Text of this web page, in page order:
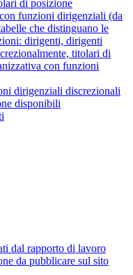
di posizione
funzioni dirigenziali (da
che distinguano le
dirigenti, dirigenti
titolari di
con funzioni
dirigenziali discrezionali
disponibili
dal rapporto di lavoro
da pubblicare sul sito